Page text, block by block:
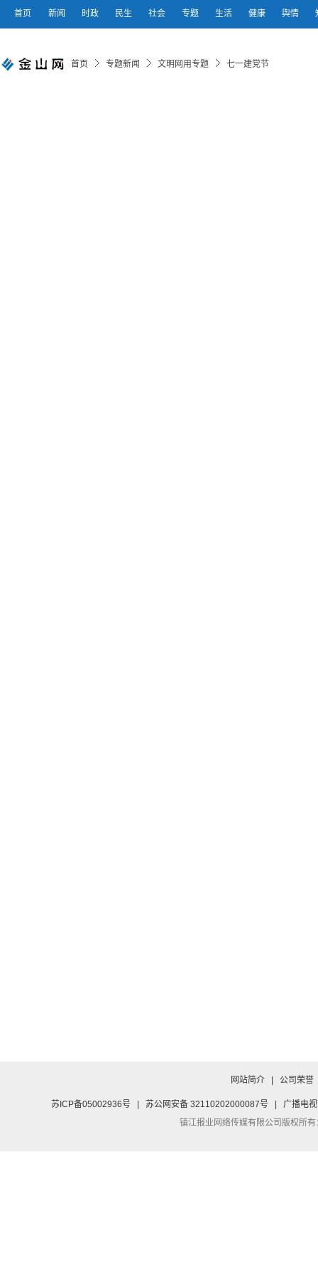
首页 新闻 时政 民生 社会 专题 生活 健康 舆情
首页 专题新闻 文明网用专题 七一建党节
网站简介 公司荣誉
苏ICP备05002936号 苏公网安备 32110202000087号
广播电
镇江报业网络传媒有限公司版权所